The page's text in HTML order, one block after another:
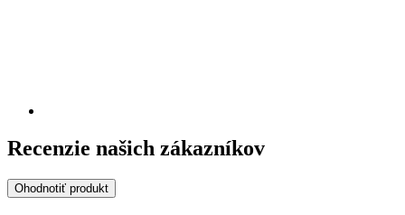
Recenzie našich zákazníkov
Ohodnotiť produkt